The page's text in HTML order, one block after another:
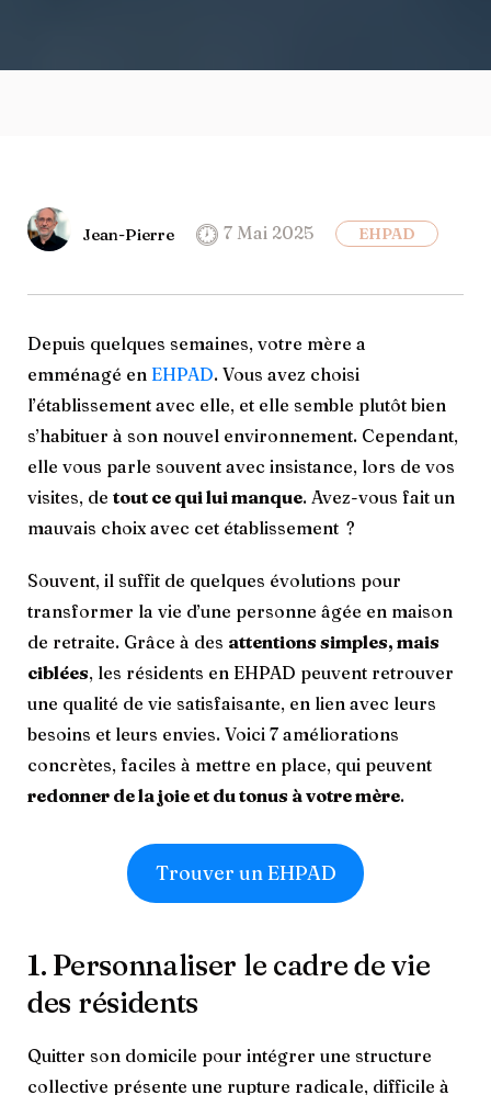
Jean-Pierre 7 Mai 2025 EHPAD
Depuis quelques semaines, votre mère a
emménagé en EHPAD. Vous avez choisi
l’établissement avec elle, et elle semble plutôt bien
s’habituer à son nouvel environnement. Cependant,
elle vous parle souvent avec insistance, lors de vos
visites, de tout ce qui lui manque. Avez-vous fait un
mauvais choix avec cet établissement ?
Souvent, il suffit de quelques évolutions pour
transformer la vie d’une personne âgée en maison
de retraite. Grâce à des attentions simples, mais
ciblées, les résidents en EHPAD peuvent retrouver
une qualité de vie satisfaisante, en lien avec leurs
besoins et leurs envies. Voici 7 améliorations
concrètes, faciles à mettre en place, qui peuvent
redonner de la joie et du tonus à votre mère.
Trouver un EHPAD
1. Personnaliser le cadre de vie
des résidents
Quitter son domicile pour intégrer une structure
collective présente une rupture radicale, difficile à